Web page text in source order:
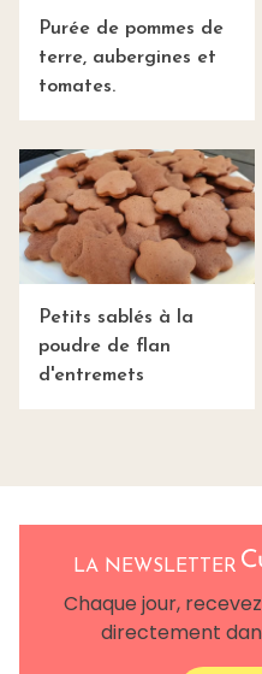
Purée de pommes de
terre, aubergines et
tomates.
Petits sablés à la
poudre de flan
d'entremets
LA NEWSLETTER
Chaque jour,
directement